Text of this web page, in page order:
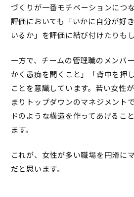
づくりが一番モチベーションにつな
評価においても「いかに自分が好
いるか」を評価に結び付けたりもし
一方で、チームの管理職のメンバ
かく愚痴を聞くこと」「背中を押
ことを意識しています。若い女性
まりトップダウンのマネジメント
ドのような構造を作ってあげるこ
ます。
これが、女性が多い職場を円滑に
だと思います。